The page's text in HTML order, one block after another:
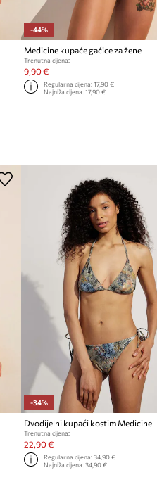
-44%
Medicine kupaće gaćice za žene
Trenutna cijena:
9,90 €
Regularna cijena: 17,90 €
Najniža cijena: 17,90 €
-34%
Dvodijelni kupaći kostim Medicine
Trenutna cijena:
22,90 €
Regularna cijena: 34,90 €
Najniža cijena: 34,90 €